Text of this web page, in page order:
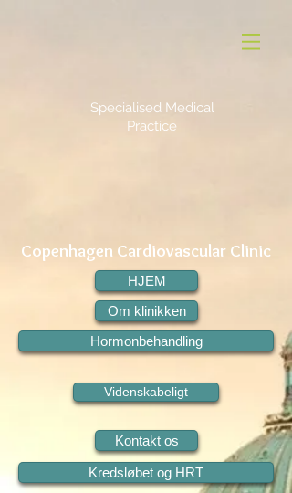
Specialised Medical
Practice
Copenhagen Cardiovascular Clinic
HJEM
Om klinikken
Hormonbehandling
Videnskabeligt
Kontakt os
Kredsløbet og HRT